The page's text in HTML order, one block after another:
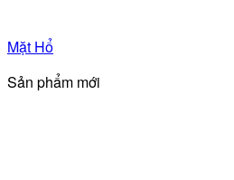
Mặt Hổ
Sản phẩm mới